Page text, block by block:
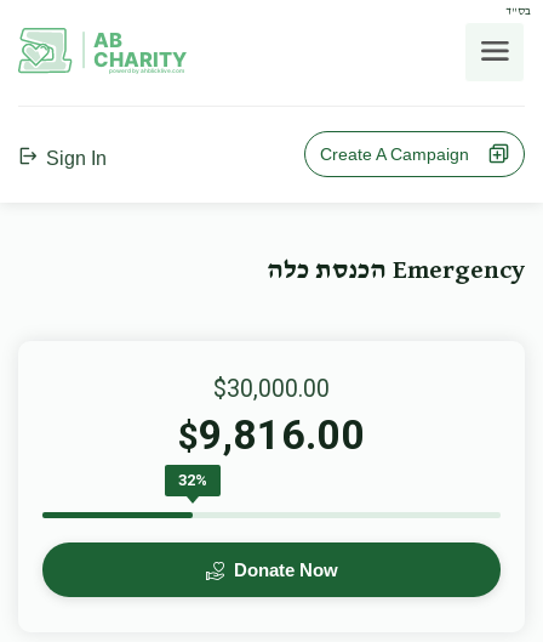
בס"ד
AB
CHARITY
powerd by ahblicklive.com
Sign In Create A Campaign
Emergency הכנסת כלה
$30,000.00
$9,816.00
32%
Donate Now